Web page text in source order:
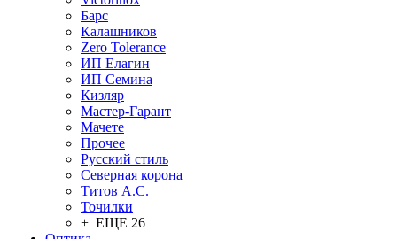
Барс
Калашников
Zero Tolerance
ИП Елагин
ИП Семина
Кизляр
Мастер-Гарант
Мачете
Прочее
Русский стиль
Северная корона
Титов А.С.
Точилки
+ ЕЩЕ 26